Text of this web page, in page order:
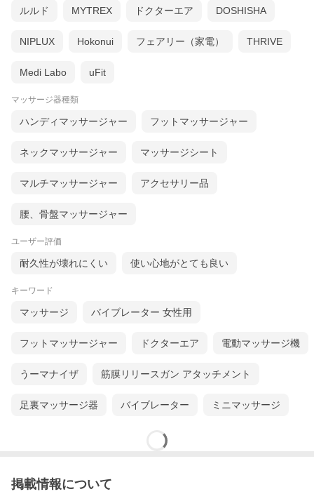
ルルド MYTREX ドクターエア DOSHISHA
NIPLUX Hokonui フェアリー（家電） THRIVE
Medi Labo uFit
マッサージ器種類
ハンディマッサージャー フットマッサージャー
ネックマッサージャー マッサージシート
マルチマッサージャー アクセサリー品
腰、骨盤マッサージャー
ユーザー評価
耐久性が壊れにくい 使い心地がとても良い
キーワード
マッサージ バイブレーター 女性用
フットマッサージャー ドクターエア 電動マッサージ機
うーマナイザ 筋膜リリースガン アタッチメント
足裏マッサージ器 バイブレーター ミニマッサージ
掲載情報について